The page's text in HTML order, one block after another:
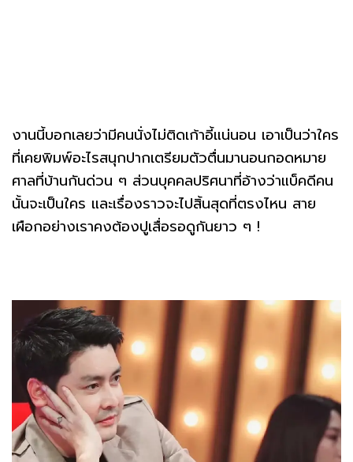
งานนี้บอกเลยว่ามีคนนั่งไม่ติดเก้าอี้แน่นอน เอาเป็นว่าใคร
ที่เคยพิมพ์อะไรสนุกปากเตรียมตัวตื่นมานอนกอดหมาย
ศาลที่บ้านกันด่วน ๆ ส่วนบุคคลปริศนาที่อ้างว่าแบ็คดีคน
นั้นจะเป็นใคร และเรื่องราวจะไปสิ้นสุดที่ตรงไหน สาย
เผือกอย่างเราคงต้องปูเสื่อรอดูกันยาว ๆ !